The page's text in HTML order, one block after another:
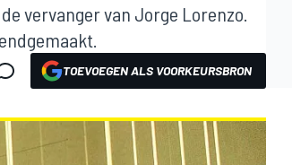
vervanger van Jorge Lorenzo.
TOEVOEGEN ALS VOORKEURSBRON